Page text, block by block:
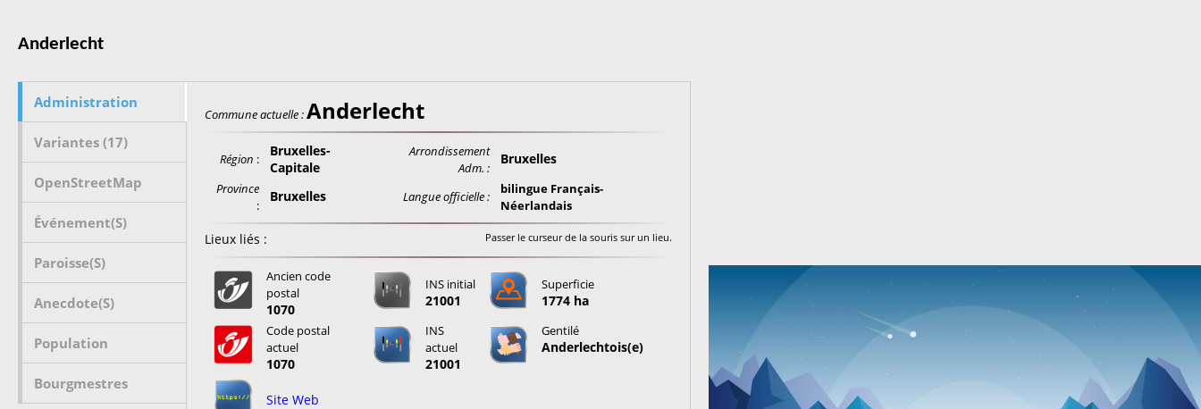
Anderlecht
Administration
Variantes (17)
OpenStreetMap
Événement(s)
Paroisse(s)
Anecdote(s)
Population
Bourgmestres
Commune actuelle :Anderlecht
Région :
Bruxelles-
Capitale
Arrondissement
Adm. :
Bruxelles
Province
:
Bruxelles Langue officielle :
bilingue Français-
Néerlandais
Lieux liés : Passer le curseur de la souris sur un lieu.
Ancien code
postal
1070
INS initial
21001
Superficie
1774 ha
Code postal
actuel
1070
INS
actuel
21001
Gentilé
Anderlechtois(e)
Site Web